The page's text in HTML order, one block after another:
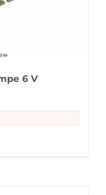
6 V